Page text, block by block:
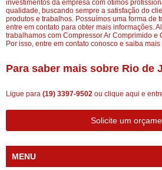
investimentos da empresa com ótimos
qualidade, buscando sempre a satisfação do
produtos e trabalhos. Possuímos uma forma de
entre em contato para obter mais informações.
trabalhamos com Compressor Ar Comprimido e
Por isso, entre em contato conosco e saiba
Para saber mais sobre Rio de
Ligue para (19) 3397-9502 ou clique aqui e
Solicite um
MENU